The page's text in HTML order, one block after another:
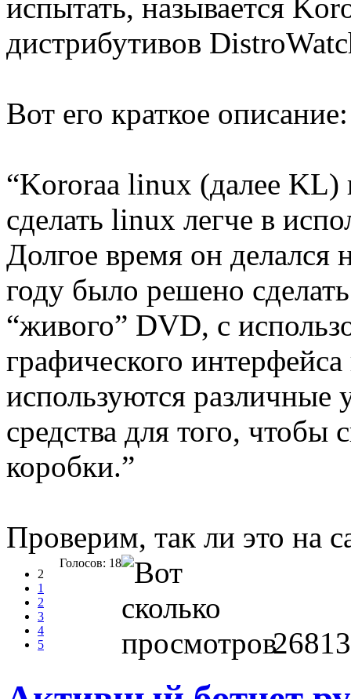
испытать, называется
дистрибутивов
Вот его краткое описание:
“Kororaa linux (далее KL)
сделать linux легче в
Долгое время он делался
году было решено
“живого” DVD, с
графического
используются
средства для того, чтобы
коробки.”
Проверим, так ли это на
2
1
2
3
4
5
Голосов: 18
26813